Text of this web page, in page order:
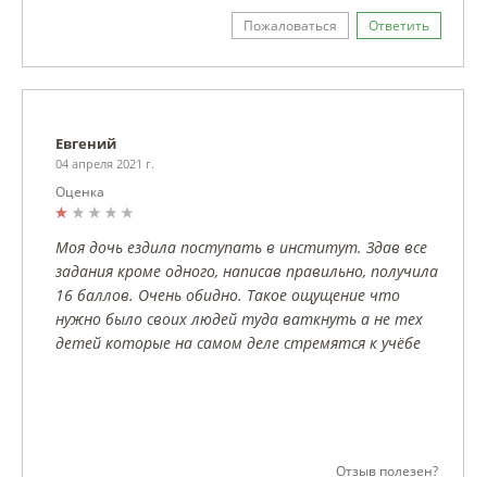
Пожаловаться Ответить
Евгений
04 апреля 2021 г.
Оценка
Моя дочь ездила поступать в институт. Здав все
задания кроме одного, написав правильно, получила
16 баллов. Очень обидно. Такое ощущение что
нужно было своих людей туда ваткнуть а не тех
детей которые на самом деле стремятся к учёбе
Отзыв полезен?